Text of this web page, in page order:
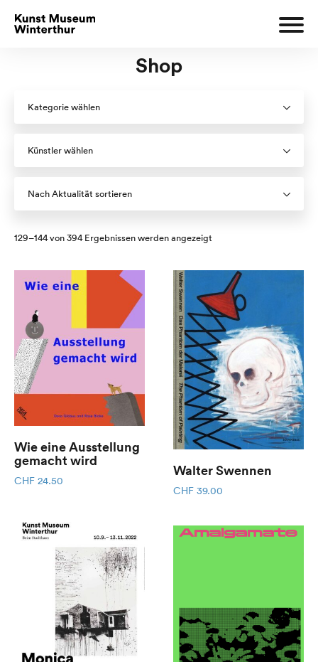
Shop
Kategorie wählen
Künstler wählen
Nach Aktualität sortieren
129–144 von 394 Ergebnissen werden angezeigt
Wie eine Ausstellung
gemacht wird
CHF 24.50
Walter Swennen
CHF 39.00